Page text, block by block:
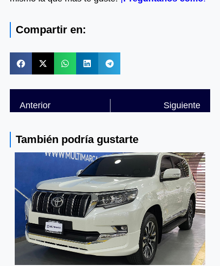
Compartir en:
Siguiente
Anterior
También podría gustarte